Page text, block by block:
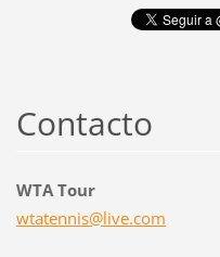
Contacto
WTA Tour
wtatennis@live.com